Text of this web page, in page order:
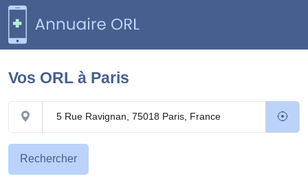
Vos ORL à Paris
Rechercher